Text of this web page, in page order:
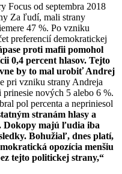
Focus od septembra 2018
Za ľudí, mali strany
47 %. Po vzniku
preferencií demokratickej
proti mafii pomohol
0,4 percent hlasov. Tejto
by to mal urobiť Andrej
pri vzniku strany Andreja
nových 5 alebo 6 %.
pol percenta a nepriniesol
stranám hlasy a
Dokopy majú ľudia iba
Bohužiaľ, dnes platí,
opozícia menšiu
tejto politickej strany,“